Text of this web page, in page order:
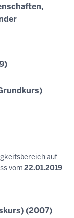
auf
vom 22.01.2019
(2007)